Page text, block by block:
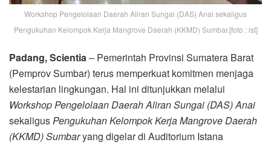
Workshop Pengelolaan Daerah Aliran Sungai (DAS) Anai sekaligus
Pengukuhan Kelompok Kerja Mangrove Daerah (KKMD) Sumbar.[foto : ist]
Padang, Scientia– Pemerintah Provinsi Sumatera Barat
(Pemprov Sumbar) terus memperkuat komitmen menjaga
kelestarian lingkungan. Hal ini ditunjukkan melalui
Workshop Pengelolaan Daerah Aliran Sungai (DAS) Anai
sekaligusPengukuhan Kelompok Kerja Mangrove Daerah
(KKMD) Sumbaryang digelar di Auditorium Istana